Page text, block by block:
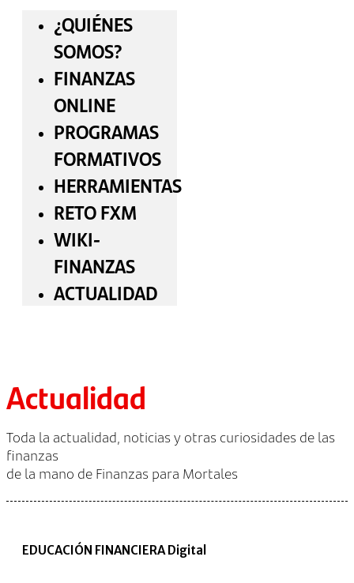
¿QUIÉNES
SOMOS?
FINANZAS
ONLINE
PROGRAMAS
FORMATIVOS
HERRAMIENTAS
RETO FXM
WIKI-
FINANZAS
ACTUALIDAD
Actualidad
Toda la actualidad, noticias y otras curiosidades de las
finanzas
de la mano de Finanzas para Mortales
EDUCACIÓN FINANCIERA Digital